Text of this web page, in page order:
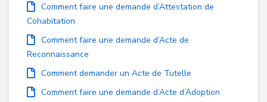
Comment faire une demande d’Attestation de
Cohabitation
Comment faire une demande d’Acte de
Reconnaissance
Comment demander un Acte de Tutelle
Comment faire une demande d’Acte d’Adoption